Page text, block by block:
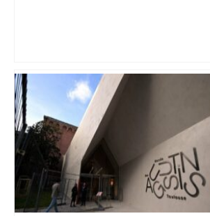
« Rien d'inquiétant » pour Guillaume
Restes, le gardien de Toulouse, après
sa sortie à Metz – L'Équipe